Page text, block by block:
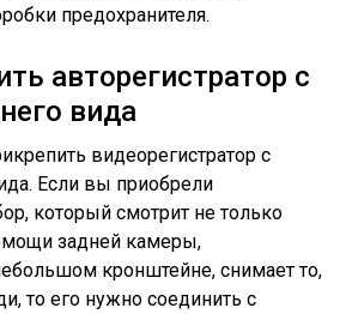
предохранителя.
авторегистратор с
вида
видеорегистратор с
Если вы приобрели
который смотрит не только
задней камеры,
кронштейне, снимает то,
то его нужно соединить с